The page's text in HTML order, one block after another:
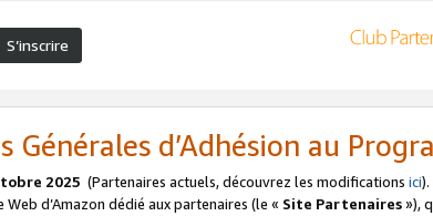
S’inscrire
Générales d’Adhésion au
2025 (Partenaires actuels, découvrez les modifications ici).
Web d’Amazon dédié aux partenaires (le « Site Partenaires»),